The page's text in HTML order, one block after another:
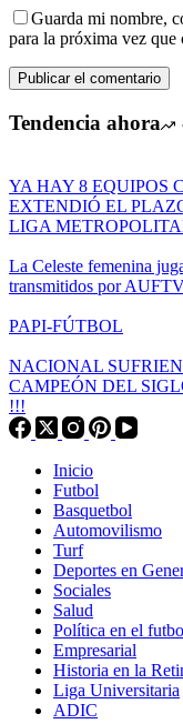
Guarda mi nombre,
para la próxima vez que
Publicar el comentario
Tendencia ahora
YA HAY 8 EQUIPOS
EXTENDIÓ EL
LIGA
La Celeste femenina
transmitidos por
PAPI-FÚTBOL
NACIONAL
CAMPEÓN DEL
!!!
Inicio
Futbol
Basquetbol
Automovilismo
Turf
Deportes en
Sociales
Salud
Política en el
Empresarial
Historia en la
Liga Universitaria
ADIC